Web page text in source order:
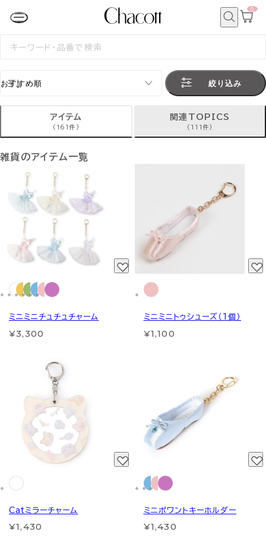
カ
0
検
絞り込み
アイテム
(161件)
関連TOPICS
(111件)
雑貨のアイテム一覧
ミニミニチュチュチャーム
¥3,300
ミニミニトゥシューズ（1個）
¥1,100
Catミラーチャーム
¥1,430
ミニポワントキーホルダー
¥1,430